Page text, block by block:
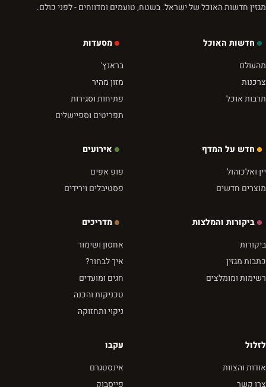
מגזין חדשות האוכל של ישראל. בשטח, טועמים ומדווחים - לפני כולם.
חדשות האוכל
מהעולם
צרכנות
תרבות אוכל
מסעדות
בראנץ'
מזון מהיר
פתיחות וסגירות
תפריטים וספיישלים
חדש על המדף
יין ואלכוהול
מוצרים חדשים
אירועים
פופ אפים
פסטיבלים וירידים
ביקורות והמלצות
ביקורות
כתבות מגזין
רשימות ומומלצים
מדריכים
אחסון ושימור
איך לבחור?
חגים ומועדים
טכניקות והכנה
ניקוי ותחזוקה
לזלול
אודות והצוות
צרו קשר
עקבו
אינסטגרם
פייסבוק